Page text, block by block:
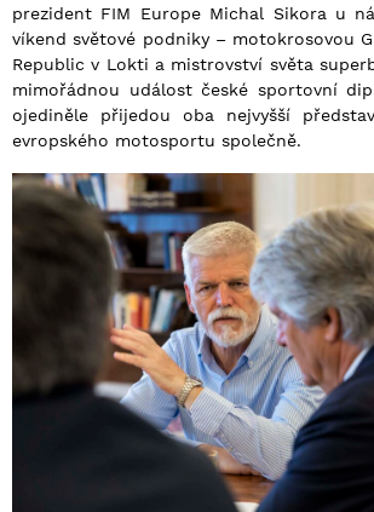
prezident FIM Europe Michal Sikora u
víkend světové podniky – motokrosovou
Republic v Lokti a mistrovství světa
mimořádnou událost české sportovní
ojediněle přijedou oba nejvyšší
evropského motosportu společně.